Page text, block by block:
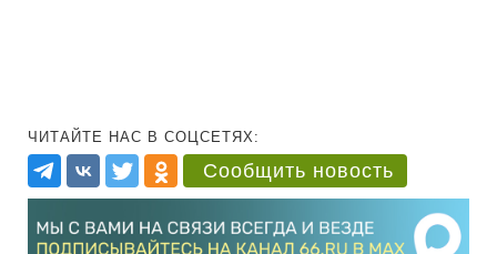
ЧИТАЙТЕ НАС В СОЦСЕТЯХ:
Сообщить новость